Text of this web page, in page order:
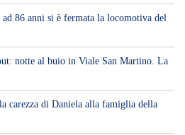
86 anni si è fermata la locomotiva del
notte al buio in Viale San Martino. La
carezza di Daniela alla famiglia della